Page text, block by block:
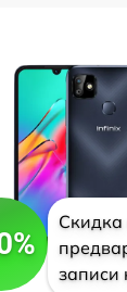
Скидка
записи